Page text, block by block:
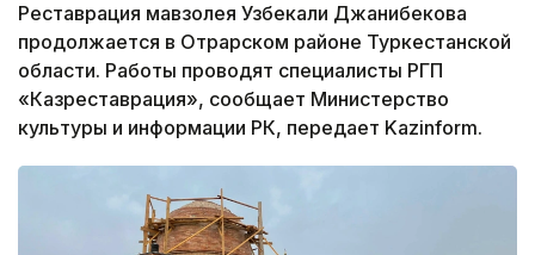
Реставрация мавзолея Узбекали Джанибекова
продолжается в Отрарском районе Туркестанской
области. Работы проводят специалисты РГП
«Казреставрация», сообщает Министерство
культуры и информации РК, передает Kazinform.